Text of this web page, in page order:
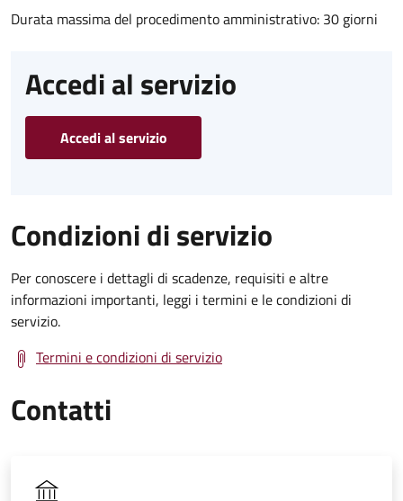
Durata massima del procedimento amministrativo: 30 giorni
Accedi al servizio
Accedi al servizio
Condizioni di servizio
Per conoscere i dettagli di scadenze, requisiti e altre
informazioni importanti, leggi i termini e le condizioni di
servizio.
Termini e condizioni di servizio
Contatti